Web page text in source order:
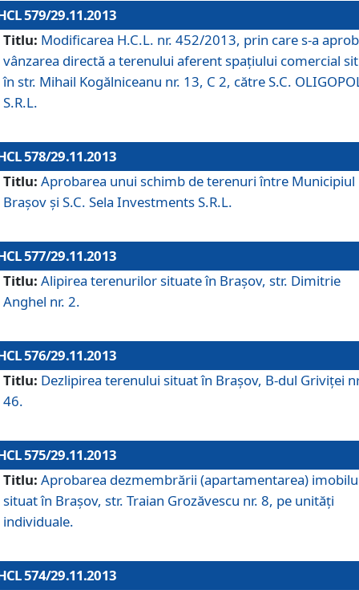
579/29.11.2013
Titlu: Modificarea H.C.L. nr. 452/2013, prin care s-a
vânzarea directă a terenului aferent spaţiului comercial
în str. Mihail Kogălniceanu nr. 13, C 2, către S.C.
S.R.L.
578/29.11.2013
Titlu: Aprobarea unui schimb de terenuri între Municipiul
Braşov şi S.C. Sela Investments S.R.L.
577/29.11.2013
Titlu: Alipirea terenurilor situate în Braşov, str. Dimitrie
Anghel nr. 2.
576/29.11.2013
Titlu: Dezlipirea terenului situat în Braşov, B-dul Griviţei
46.
575/29.11.2013
Titlu: Aprobarea dezmembrării (apartamentarea)
situat în Braşov, str. Traian Grozăvescu nr. 8, pe unităţi
individuale.
574/29.11.2013